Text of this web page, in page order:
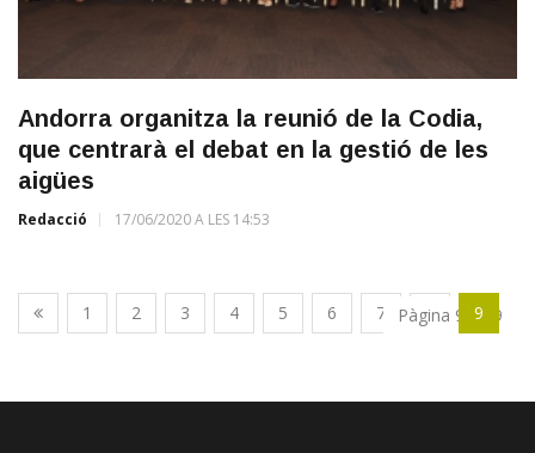
Andorra organitza la reunió de la Codia,
que centrarà el debat en la gestió de les
aigües
Redacció 17/06/2020 A LES 14:53
1 2 3 4 5 6 7 8 9
Pàgina 9 de 9